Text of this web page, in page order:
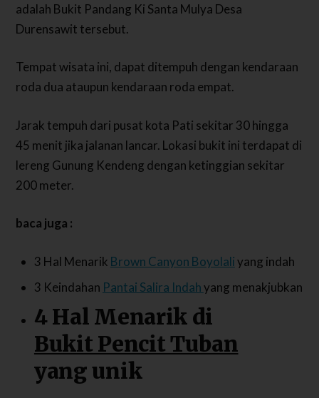
adalah Bukit Pandang Ki Santa Mulya Desa
Durensawit tersebut.
Tempat wisata ini, dapat ditempuh dengan kendaraan
roda dua ataupun kendaraan roda empat.
Jarak tempuh dari pusat kota Pati sekitar 30 hingga
45 menit jika jalanan lancar. Lokasi bukit ini terdapat di
lereng Gunung Kendeng dengan ketinggian sekitar
200 meter.
baca juga :
3 Hal Menarik Brown Canyon Boyolaliyang indah
3 Keindahan Pantai Salira Indahyang menakjubkan
4 Hal Menarik di
Bukit Pencit Tuban
yang unik